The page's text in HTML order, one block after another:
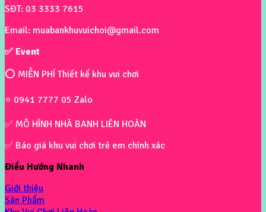
SĐT: 03 3333 7615
Email: muabankhuvuichoi@gmail.com
✅ Event
⭕ MIỄN PHÍ Thiết kế khu vui chơi
⭐ 0941 7777 05 Zalo
✅ MÔ HÌNH NHÀ BANH LIÊN HOÀN
✅ Báo giá khu vui chơi trẻ em chính xác
Điều Hướng Nhanh
Giới thiệu
Sản Phẩm